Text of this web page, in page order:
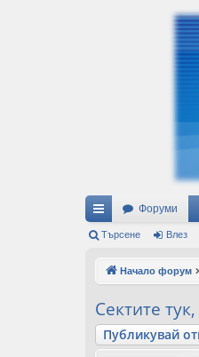
ъ
вр
ъз
Форуми
Търсене Влез
Начало форум
Сектите
Публикувай